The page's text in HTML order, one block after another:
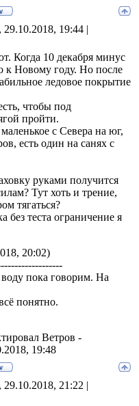
19:44 |
Когда 10 декабря минус
к Новому году. Но после
ледовое покрытие
чтобы под
пройти.
с Севера на юг,
есть один на санях с
руками получится
Тут хоть и трение,
тягаться?
без теста ограничение я
20:02)
пока говорим. На
понятно.
Ветров -
19:48
21:22 |